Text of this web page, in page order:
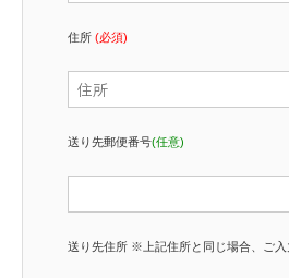
住所 (必須)
送り先郵便番号(任意)
送り先住所 ※上記住所と同じ場合、ご入